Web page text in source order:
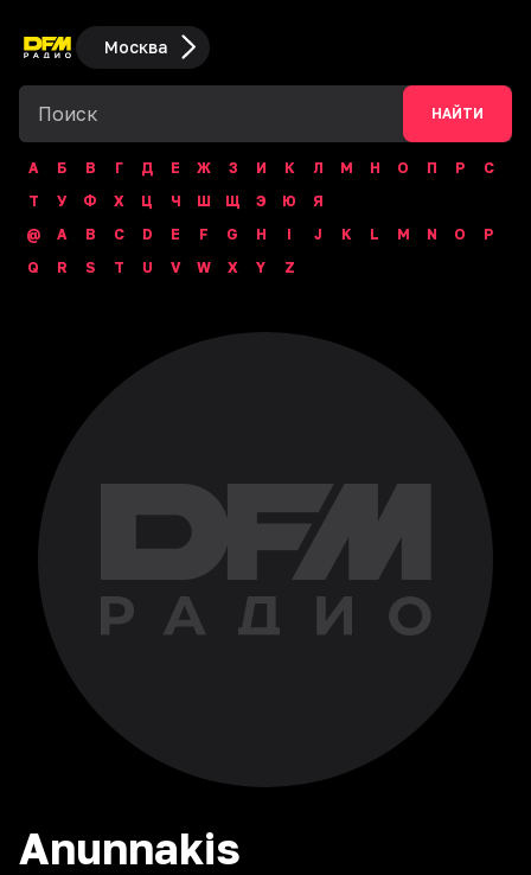
Москва
НАЙТИ
А Б В Г Д Е Ж З И К Л М Н О П Р
С
Т
У Ф Х Ц Ч Ш Щ Э Ю
Я
@
A B C D E F G H I J K L M N O
P
Q
R S T U V W X Y Z
Anunnakis